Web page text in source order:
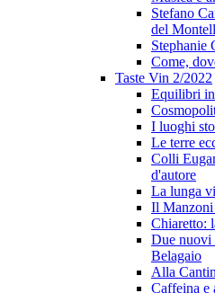
Stefano
del
Stephanie
Come,
Taste Vin 2/2022
Equilibri
I luoghi
Le terre
Colli
d'autore
La lunga
Il Manzoni
Chiaretto:
Due nuovi
Belagaio
Alla
Caffeina e